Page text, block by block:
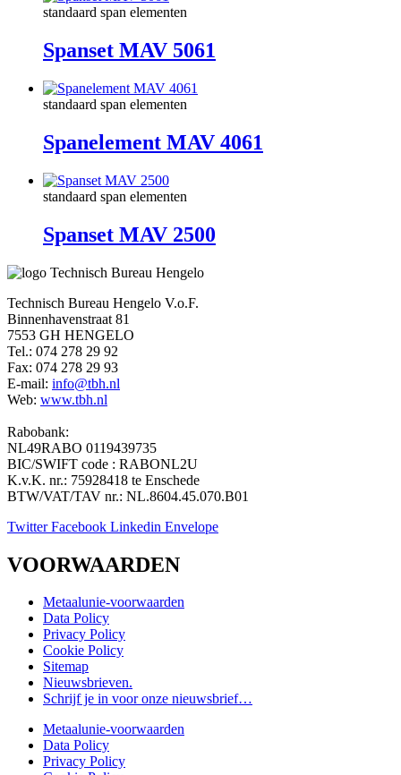
standaard span elementen
Spanset MAV 5061
standaard span elementen
Spanelement MAV 4061
standaard span elementen
Spanset MAV 2500
Technisch Bureau Hengelo V.o.F.
Binnenhavenstraat 81
7553 GH HENGELO
Tel.: 074 278 29 92
Fax: 074 278 29 93
E-mail: info@tbh.nl
Web: www.tbh.nl
Rabobank:
NL49RABO 0119439735
BIC/SWIFT code : RABONL2U
K.v.K. nr.: 75928418 te Enschede
BTW/VAT/TAV nr.: NL.8604.45.070.B01
Twitter Facebook Linkedin Envelope
VOORWAARDEN
Metaalunie-voorwaarden
Data Policy
Privacy Policy
Cookie Policy
Sitemap
Nieuwsbrieven.
Schrijf je in voor onze nieuwsbrief…
Metaalunie-voorwaarden
Data Policy
Privacy Policy